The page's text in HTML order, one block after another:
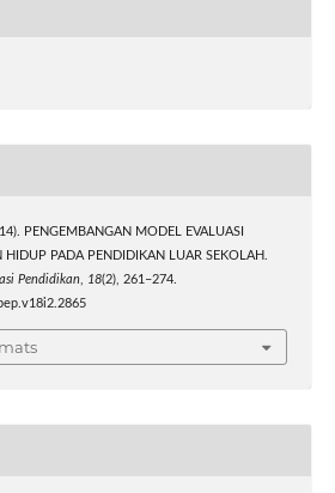
PENGEMBANGAN MODEL EVALUASI
HIDUP PADA PENDIDIKAN LUAR SEKOLAH.
Pendidikan, 18(2), 261–274.